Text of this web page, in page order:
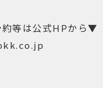
等は公式HPから▼